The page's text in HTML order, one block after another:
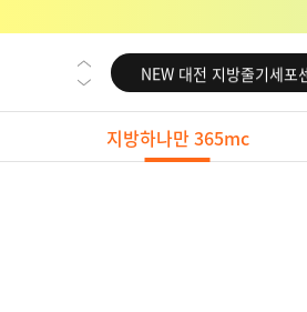
NEW 교대 지방줄기세포
NEW 대전 지방줄기세포
NEW 노원 지방줄기세포
NEW 미국 LA점 오픈
지방하나만 365mc